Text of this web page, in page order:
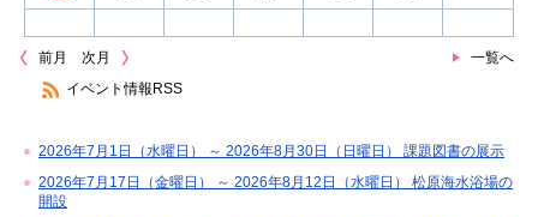
前月 一覧へ
次月
イベント情報RSS
2026年7月1日（水曜日） ～ 2026年8月30日（日曜日） 課題図書の展示
2026年7月17日（金曜日） ～ 2026年8月12日（水曜日） 松原海水浴場の
開設